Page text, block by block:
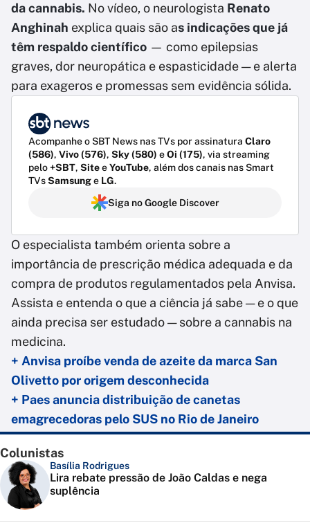
da cannabis. No vídeo, o neurologista Renato
Anghinah explica quais são as indicações que já
têm respaldo científico — como epilepsias
graves, dor neuropática e espasticidade — e alerta
para exageros e promessas sem evidência sólida.
Acompanhe o SBT News nas TVs por assinatura Claro
(586), Vivo (576), Sky (580) eOi (175), via streaming
pelo+SBT, SiteeYouTube, além dos canais nas Smart
TVsSamsunge LG.
Siga no Google Discover
O especialista também orienta sobre a
importância de prescrição médica adequada e da
compra de produtos regulamentados pela Anvisa.
Assista e entenda o que a ciência já sabe — e o que
ainda precisa ser estudado — sobre a cannabis na
medicina.
+ Anvisa proíbe venda de azeite da marca San
Olivetto por origem desconhecida
+ Paes anuncia distribuição de canetas
emagrecedoras pelo SUS no Rio de Janeiro
Colunistas
Basília Rodrigues
Lira rebate pressão de João Caldas e nega
suplência